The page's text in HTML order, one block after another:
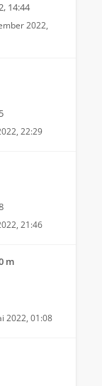
14:44
2022,
22:29
21:46
m
2022, 01:08